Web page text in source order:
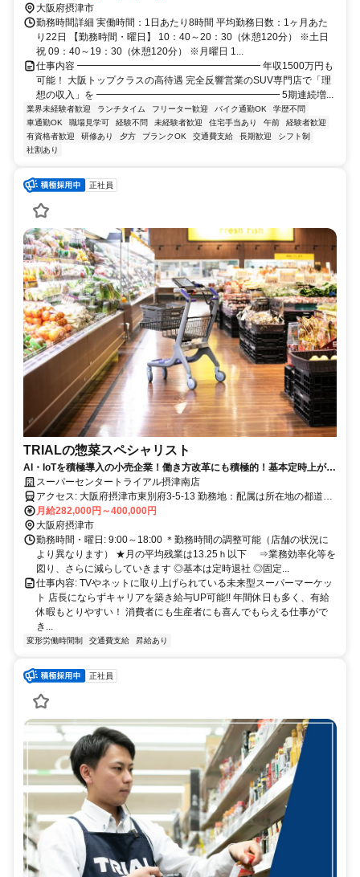
大阪府摂津市
勤務時間詳細 実働時間：1日あたり8時間 平均勤務日数：1ヶ月あた
り22日 【勤務時間・曜日】 10：40～20：30（休憩120分） ※土日
祝 09：40～19：30（休憩120分） ※月曜日 1...
仕事内容 ━━━━━━━━━━━━━━━━━━━ 年収1500万円も
可能！ 大阪トップクラスの高待遇 完全反響営業のSUV専門店で「理
想の収入」を ━━━━━━━━━━━━━━━━━━━ 5期連続増...
業界未経験者歓迎 ランチタイム フリーター歓迎 バイク通勤OK
学歴不問
車通勤OK
職場見学可 経験不問 未経験者歓迎 住宅手当あり 午前
経験者歓迎
有資格者歓迎
研修あり 夕方 ブランクOK 交通費支給 長期歓迎
シフト制
社割あり
正社員
TRIALの惣菜スペシャリスト
AI・IoTを積極導入の小売企業！働き方改革にも積極的！基本定時上が
り！スーパーセンタートライアル摂津南店
アクセス: 大阪府摂津市東別府3-5-13 勤務地：配属は所在地の都道府
県 ※初任地は最寄りの店舗又は希望エリアを優先し配属します。 ※
エリア内勤務または全国勤務いずれか希望を選択できます。
月給282,000円～400,000円
大阪府摂津市
勤務時間・曜日: 9:00～18:00 ＊勤務時間の調整可能（店舗の状況に
より異なります） ★月の平均残業は13.25ｈ以下 ⇒業務効率化等を
図り、さらに減らしていきます ◎基本は定時退社 ◎固定...
仕事内容: TVやネットに取り上げられている未来型スーパーマーケッ
ト 店長にならずキャリアを築き給与UP可能!! 年間休日も多く、有給
休暇もとりやすい！ 消費者にも生産者にも喜んでもらえる仕事がで
き...
変形労働時間制 交通費支給 昇給あり
正社員